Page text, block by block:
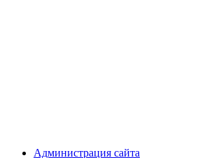
Администрация сайта